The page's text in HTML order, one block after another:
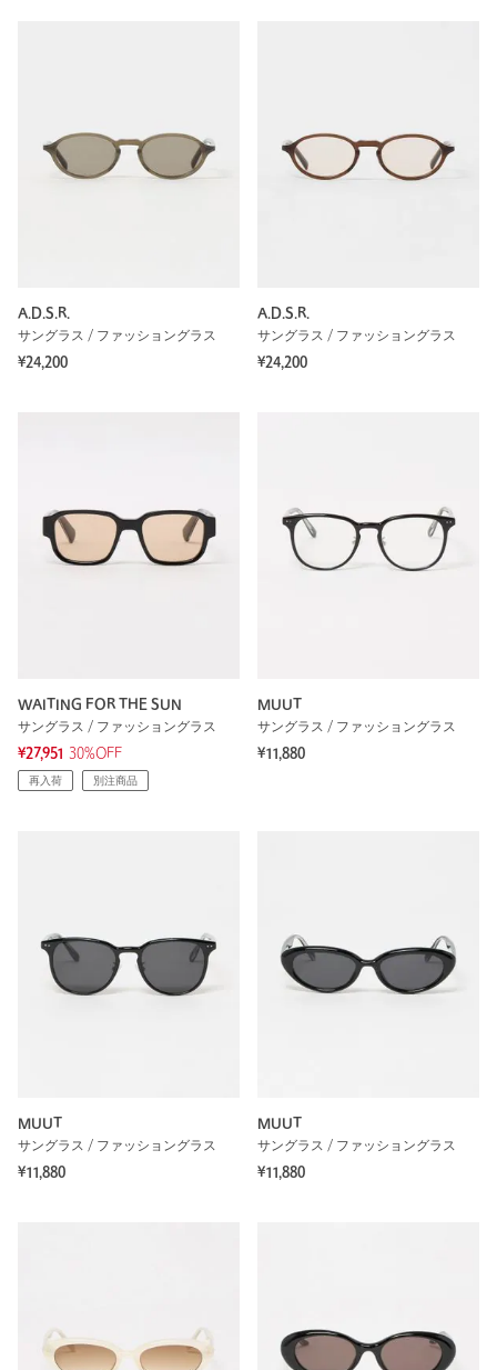
A.D.S.R.
サングラス / ファッショングラス
¥24,200
A.D.S.R.
サングラス / ファッショングラス
¥24,200
WAITING FOR THE SUN
サングラス / ファッショングラス
¥27,951 30%OFF
再入荷 別注商品
MUUT
サングラス / ファッショングラス
¥11,880
MUUT
サングラス / ファッショングラス
¥11,880
MUUT
サングラス / ファッショングラス
¥11,880